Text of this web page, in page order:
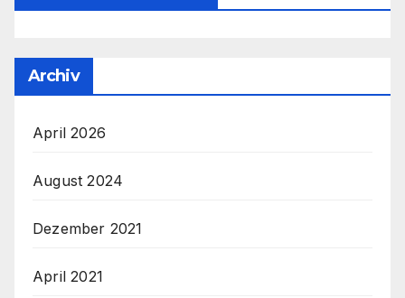
Archiv
April 2026
August 2024
Dezember 2021
April 2021